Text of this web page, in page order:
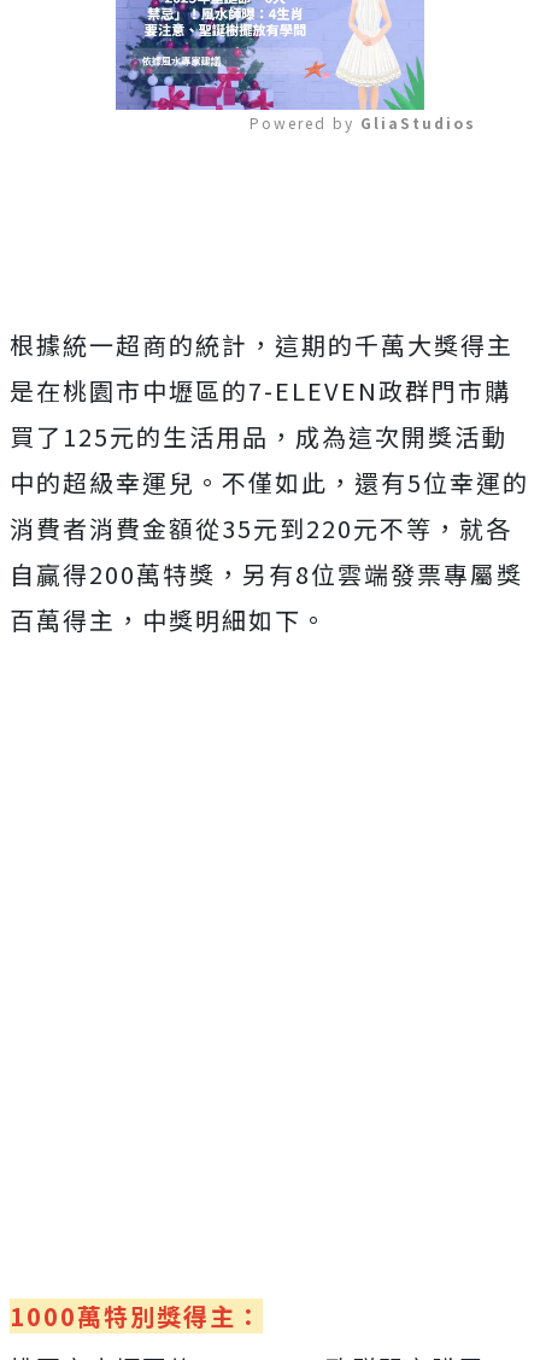
Powered by GliaStudios
根據統一超商的統計，這期的千萬大獎得主
是在桃園市中壢區的7-ELEVEN政群門市購
買了125元的生活用品，成為這次開獎活動
中的超級幸運兒。不僅如此，還有5位幸運的
消費者消費金額從35元到220元不等，就各
自贏得200萬特獎，另有8位雲端發票專屬獎
百萬得主，中獎明細如下。
1000萬特別獎得主：